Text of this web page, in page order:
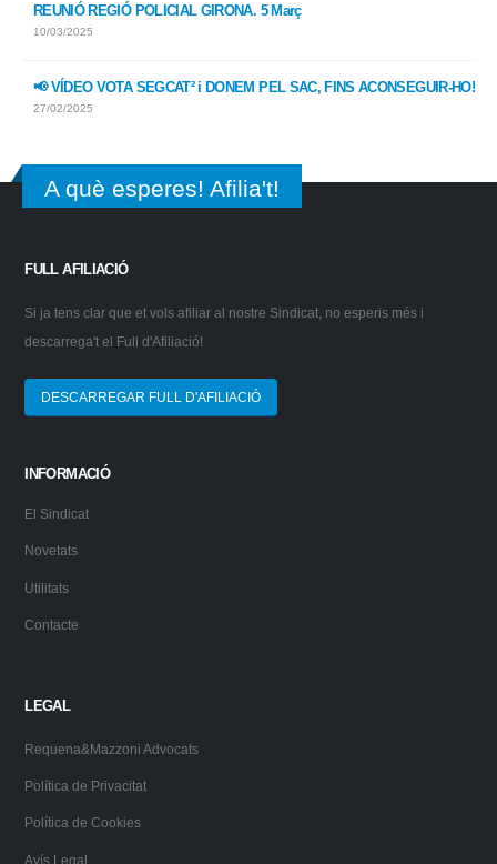
REUNIÓ REGIÓ POLICIAL GIRONA. 5 Març
10/03/2025
📢 VÍDEO VOTA SEGCAT² i DONEM PEL SAC, FINS ACONSEGUIR-HO!
27/02/2025
A què esperes! Afilia't!
FULL AFILIACIÓ
Si ja tens clar que et vols afiliar al nostre Sindicat, no esperis més i
descarrega't el Full d'Afiliació!
DESCARREGAR FULL D'AFILIACIÓ
INFORMACIÓ
El Sindicat
Novetats
Utilitats
Contacte
LEGAL
Requena&Mazzoni Advocats
Política de Privacitat
Política de Cookies
Avís Legal